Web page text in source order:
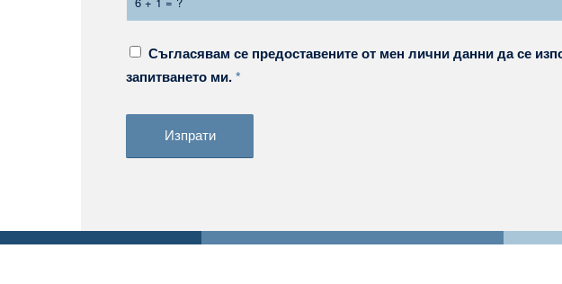
Съгласявам се предоставените от мен лични данни да се
запитването ми.*